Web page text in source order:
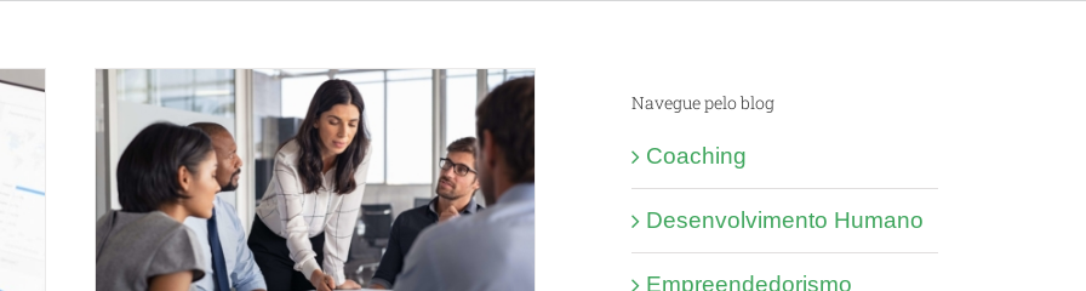
Navegue pelo blog
Coaching
Desenvolvimento Humano
Empreendedorismo